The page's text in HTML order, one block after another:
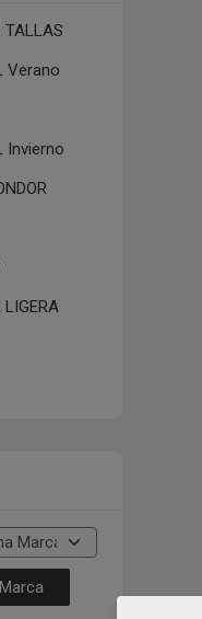
TALLAS
Verano
Invierno
LIGERA